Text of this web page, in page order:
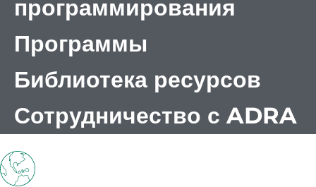
программирования
Программы
Библиотека ресурсов
Сотрудничество с ADRA